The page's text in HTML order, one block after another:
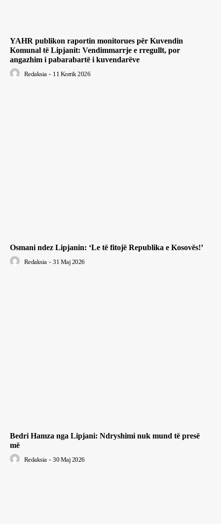
YAHR publikon raportin monitorues për Kuvendin
Komunal të Lipjanit: Vendimmarrje e rregullt, por
angazhim i pabarabartë i kuvendarëve
Redaksia - 11 Korrik 2026
Osmani ndez Lipjanin: ‘Le të fitojë Republika e Kosovës!’
Redaksia - 31 Maj 2026
Bedri Hamza nga Lipjani: Ndryshimi nuk mund të presë
më
Redaksia - 30 Maj 2026